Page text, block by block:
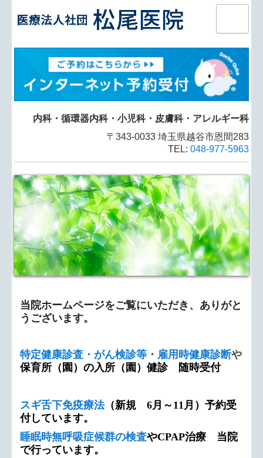
ホーム
当院について
内科・循環器内科・皮膚科
小児科・乳児検診
問診票
予防接種
インフルエンザ予防接種
健康診断
禁煙外来
睡眠時無呼吸症候群（検査・治療）
お知らせ
求人募集
内科・循環器内科・小児科・皮膚科・アレルギー科
〒343-0033 埼玉県越谷市恩間283
TEL: 048-977-5963
当院ホームページをご覧にいただき、ありがと
うございます。
特定健康診査・がん検診等 ・ 雇用時健康診断や
保育所（園）の入所（園）健診 随時受付
スギ舌下免疫療法（新規 6月～11月）予約受
付しています。
睡眠時無呼吸症候群の検査やCPAP治療 当院
で行っています。